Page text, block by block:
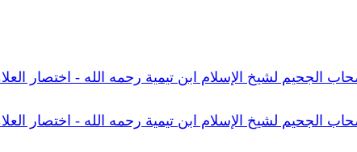
الجحيم لشيخ الإسلام ابن تيمية رحمه الله - اختصار
الجحيم لشيخ الإسلام ابن تيمية رحمه الله - اختصار